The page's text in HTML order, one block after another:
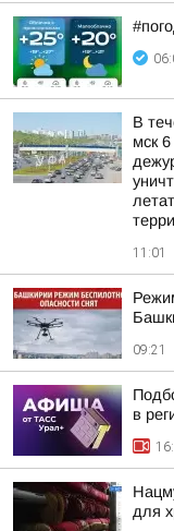
В
мск 6
11:01
09:21
в
для